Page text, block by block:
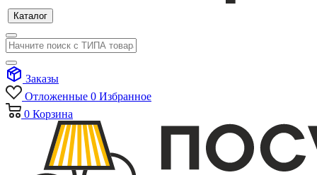
Каталог
Заказы
Отложенные 0 Избранное
0 Корзина